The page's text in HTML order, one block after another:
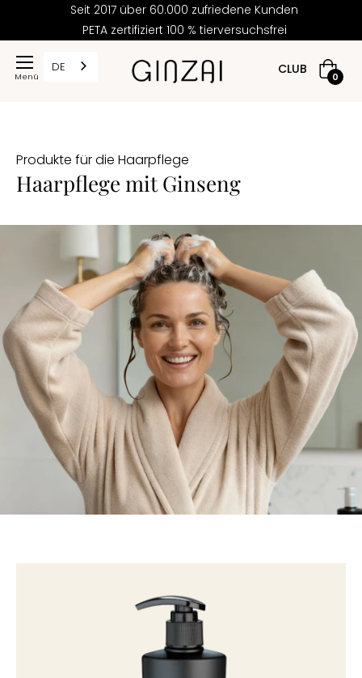
Seit 2017 über 60.000 zufriedene Kunden
PETA zertifiziert 100 % tierversuchsfrei
CLUB 0
DE
Produkte für die Haarpflege
Haarpflege mit Ginseng